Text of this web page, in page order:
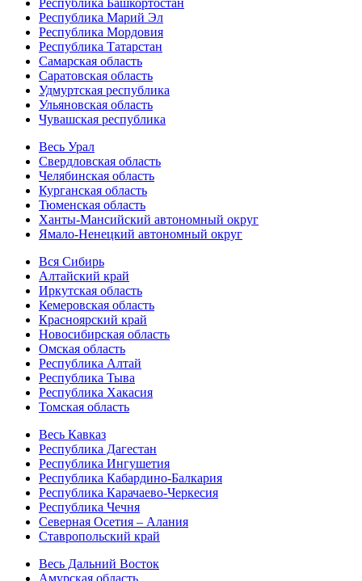
Республика Башкортостан
Республика Марий Эл
Республика Мордовия
Республика Татарстан
Самарская область
Саратовская область
Удмуртская республика
Ульяновская область
Чувашская республика
Весь Урал
Свердловская область
Челябинская область
Курганская область
Тюменская область
Ханты-Мансийский автономный округ
Ямало-Ненецкий автономный округ
Вся Сибирь
Алтайский край
Иркутская область
Кемеровская область
Красноярский край
Новосибирская область
Омская область
Республика Алтай
Республика Тыва
Республика Хакасия
Томская область
Весь Кавказ
Республика Дагестан
Республика Ингушетия
Республика Кабардино-Балкария
Республика Карачаево-Черкесия
Республика Чечня
Северная Осетия – Алания
Ставропольский край
Весь Дальний Восток
Амурская область